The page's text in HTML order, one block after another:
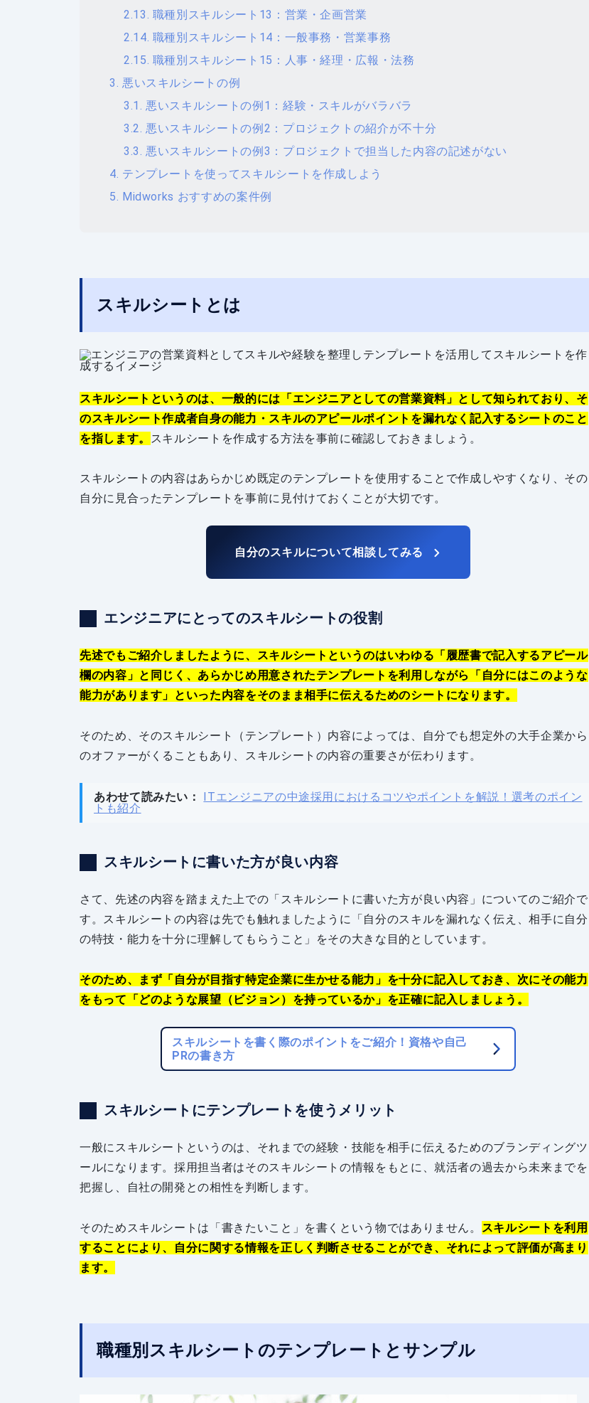
職種別スキルシート13：営業・企画営業
職種別スキルシート14：一般事務・営業事務
職種別スキルシート15：人事・経理・広報・法務
悪いスキルシートの例
悪いスキルシートの例1：経験・スキルがバラバラ
悪いスキルシートの例2：プロジェクトの紹介が不十分
悪いスキルシートの例3：プロジェクトで担当した内容の記述がない
テンプレートを使ってスキルシートを作成しよう
Midworks おすすめの案件例
スキルシートとは
スキルシートというのは、一般的には「エンジニアとしての営業資料」として知られており、そ
のスキルシート作成者自身の能力・スキルのアピールポイントを漏れなく記入するシートのこと
を指します。
スキルシートを作成する方法を事前に確認しておきましょう。
スキルシートの内容はあらかじめ既定のテンプレートを使用することで作成しやすくなり、その
自分に見合ったテンプレートを事前に見付けておくことが大切です。
自分のスキルについて相談してみる
エンジニアにとってのスキルシートの役割
先述でもご紹介しましたように、スキルシートというのはいわゆる「履歴書で記入するアピール
欄の内容」と同じく、あらかじめ用意されたテンプレートを利用しながら「自分にはこのような
能力があります」といった内容をそのまま相手に伝えるためのシートになります。
そのため、そのスキルシート（テンプレート）内容によっては、自分でも想定外の大手企業から
のオファーがくることもあり、スキルシートの内容の重要さが伝わります。
あわせて読みたい：
ITエンジニアの中途採用におけるコツやポイントを解説！選考のポイン
トも紹介
スキルシートに書いた方が良い内容
さて、先述の内容を踏まえた上での「スキルシートに書いた方が良い内容」についてのご紹介で
す。スキルシートの内容は先でも触れましたように「自分のスキルを漏れなく伝え、相手に自分
の特技・能力を十分に理解してもらうこと」をその大きな目的としています。
そのため、まず「自分が目指す特定企業に生かせる能力」を十分に記入しておき、次にその能力
をもって「どのような展望（ビジョン）を持っているか」を正確に記入しましょう。
スキルシートを書く際のポイントをご紹介！資格や自己
PRの書き方
スキルシートにテンプレートを使うメリット
一般にスキルシートというのは、それまでの経験・技能を相手に伝えるためのブランディングツ
ールになります。採用担当者はそのスキルシートの情報をもとに、就活者の過去から未来までを
把握し、自社の開発との相性を判断します。
そのためスキルシートは「書きたいこと」を書くという物ではありません。
スキルシートを利用
することにより、自分に関する情報を正しく判断させることができ、それによって評価が高まり
ます。
職種別スキルシートのテンプレートとサンプル